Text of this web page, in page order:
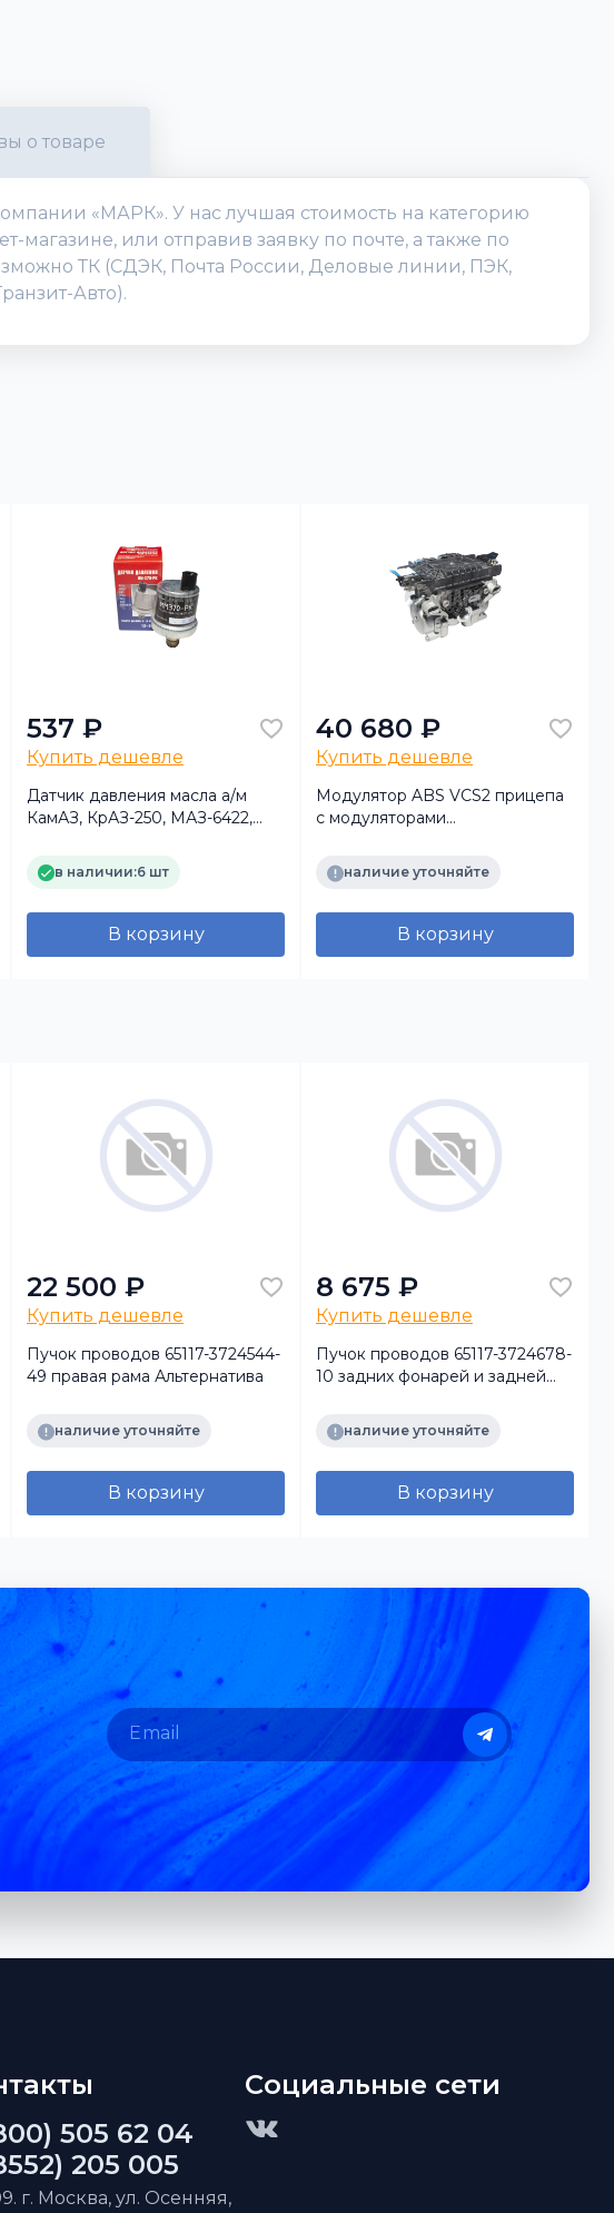
о товаре
«МАРК». У нас лучшая стоимость на категорию
или отправив заявку по почте, а также по
ТК (СДЭК, Почта России, Деловые линии, ПЭК,
Авто).
537 ₽
Купить дешевле
Датчик давления масла а/м
КамАЗ, КрАЗ-250, МАЗ-6422,
(М14х1,5) РелКом
в наличии:6 шт
В корзину
40 680 ₽
Купить дешевле
Модулятор ABS VCS2 прицепа
с модуляторами
наличие уточняйте
В корзину
22 500 ₽
Купить дешевле
Пучок проводов 65117-3724544-
49 правая рама Альтернатива
наличие уточняйте
В корзину
8 675 ₽
Купить дешевле
Пучок проводов 65117-3724678-
10 задних фонарей и задней
наличие уточняйте
В корзину
505 62 04
205 005
г. Москва, ул. Осенняя,
Социальные сети